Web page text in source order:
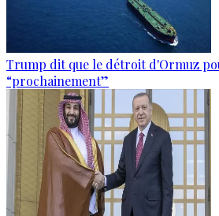
Trump dit que le détroit d'Ormuz
“prochainement”